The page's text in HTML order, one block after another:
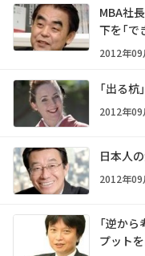
MBA社
下を「で
2012年
「出る
2012年
日本人
2012年
「逆から
プット